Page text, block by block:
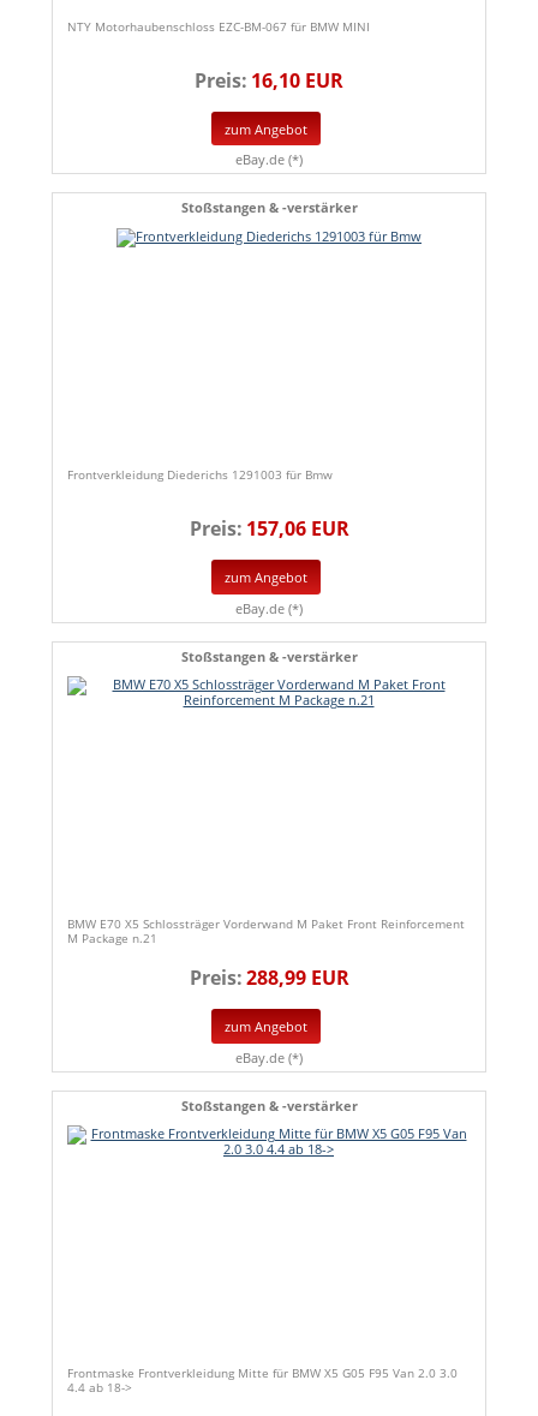
NTY Motorhaubenschloss EZC-BM-067 für BMW MINI
Preis: 16,10 EUR
zum Angebot
eBay.de (*)
Stoßstangen & -verstärker
Frontverkleidung Diederichs 1291003 für Bmw
Preis: 157,06 EUR
zum Angebot
eBay.de (*)
Stoßstangen & -verstärker
BMW E70 X5 Schlossträger Vorderwand M Paket Front Reinforcement
M Package n.21
Preis:288,99 EUR
zum Angebot
eBay.de (*)
Stoßstangen & -verstärker
Frontmaske Frontverkleidung Mitte für BMW X5 G05 F95 Van 2.0 3.0
4.4 ab 18->